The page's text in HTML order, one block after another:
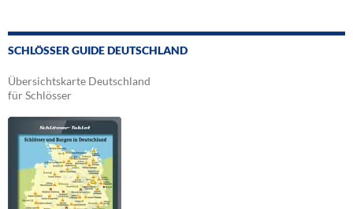
SCHLÖSSER GUIDE DEUTSCHLAND
Übersichtskarte Deutschland
für Schlösser